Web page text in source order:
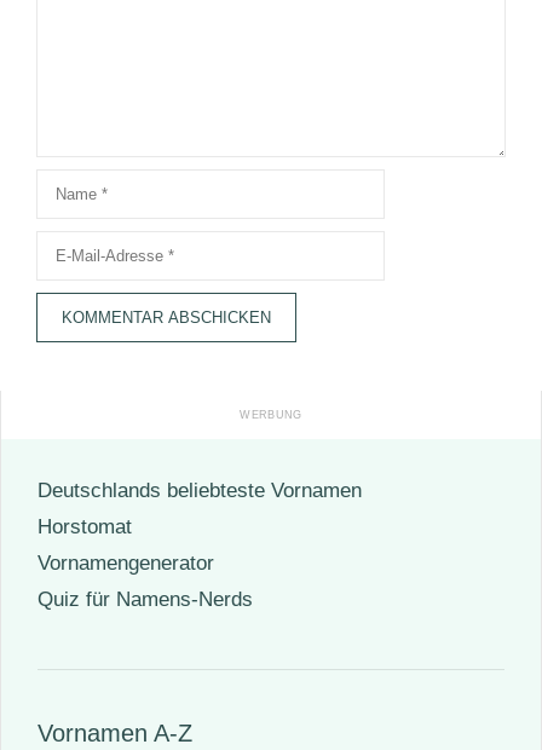
Name
Adresse
Deutschlands beliebteste Vornamen
Horstomat
Vornamengenerator
Quiz für Namens-Nerds
Vornamen A-Z